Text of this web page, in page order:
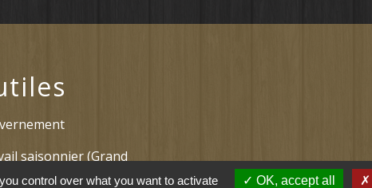
saisonnier (Grand
control over what you want to activate OK, accept all